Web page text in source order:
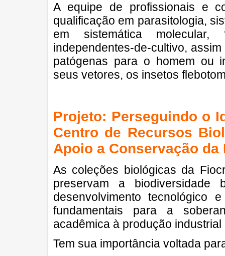
A equipe de profissionais e
qualificação em parasitologia,
em sistemática
independentes-de-cultivo,
patógenas para o homem ou
seus vetores, os insetos
Projeto: Perseguindo o
Centro de Recursos
Apoio a Conservação
As coleções biológicas da
preservam a
desenvolvimento tecnológico
fundamentais para a
acadêmica à produção
Tem sua importância voltada